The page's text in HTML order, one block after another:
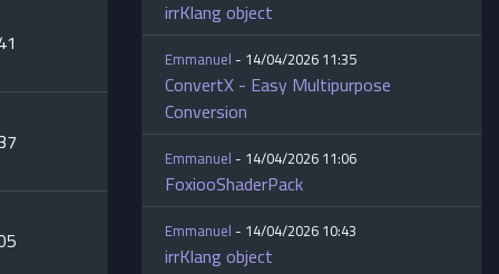
irrKlang object
Emmanuel- 14/04/2026 11:35
ConvertX - Easy Multipurpose
Conversion
Emmanuel- 14/04/2026 11:06
FoxiooShaderPack
Emmanuel- 14/04/2026 10:43
irrKlang object